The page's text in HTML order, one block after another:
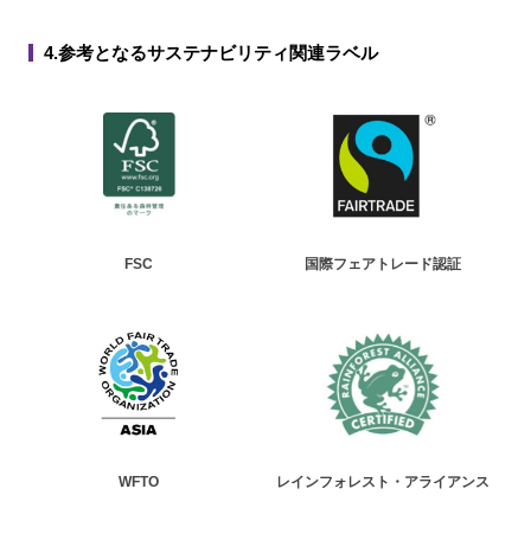
4.参考となるサステナビリティ関連ラベル
FSC 国際フェアトレード認証
WFTO レインフォレスト・アライアンス